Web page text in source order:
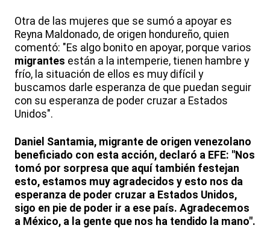
Otra de las mujeres que se sumó a apoyar es
Reyna Maldonado, de origen hondureño, quien
comentó: "Es algo bonito en apoyar, porque varios
migrantes están a la intemperie, tienen hambre y
frío, la situación de ellos es muy difícil y
buscamos darle esperanza de que puedan seguir
con su esperanza de poder cruzar a Estados
Unidos".
Daniel Santamia, migrante de origen venezolano
beneficiado con esta acción, declaró a EFE: "Nos
tomó por sorpresa que aquí también festejan
esto, estamos muy agradecidos y esto nos da
esperanza de poder cruzar a Estados Unidos,
sigo en pie de poder ir a ese país. Agradecemos
a México, a la gente que nos ha tendido la mano".